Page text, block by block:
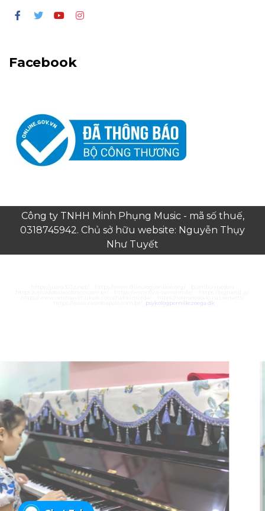
Facebook
Công ty TNHH Minh Phụng Music - mã số thuế,
0318745942. Chủ sở hữu website: Nguyễn Thụy
Như Tuyết
psykologpernillezoega.dk